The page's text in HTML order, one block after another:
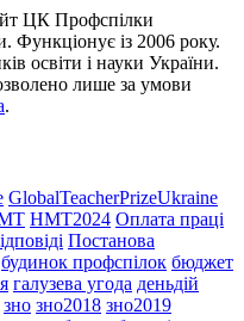
ЦК Профспілки
Функціонує із 2006 року.
освіти і науки України.
лише за умови
.
GlobalTeacherPrizeUkraine
НМТ2024 Оплата праці
Постанова
будинок профспілок бюджет
галузева угода деньдій
зно зно2018 зно2019